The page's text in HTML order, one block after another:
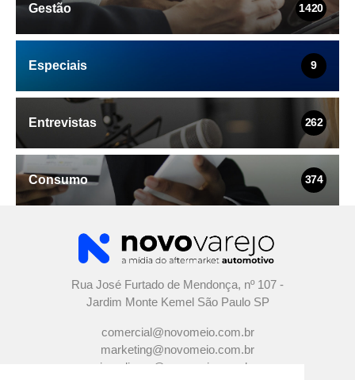
Gestão 1420
Especiais 9
Entrevistas 262
Consumo 374
Rua José Furtado de Mendonça, nº 107 -
Jardim Monte Kemel São Paulo SP
comercial@novomeio.com.br
marketing@novomeio.com.br
jornalismo@novomeio.com.br